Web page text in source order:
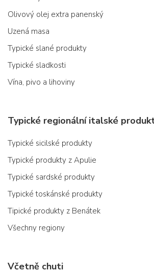
Olivový olej extra panenský
Uzená masa
Typické slané produkty
Typické sladkosti
Vína, pivo a lihoviny
Typické regionální italské
Typické sicilské produkty
Typické produkty z Apulie
Typické sardské produkty
Typické toskánské produkty
Tipické produkty z Benátek
Všechny regiony
Včetně chuti